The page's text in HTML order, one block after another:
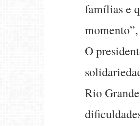
famílias e
O
Rio